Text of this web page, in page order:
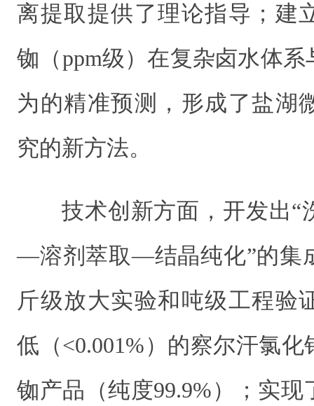
离提取提供了理论指导；建
铷（ppm级）在复杂卤水体
为的精准预测，形成了盐湖
究的新方法。
技术创新方面，开发出
—溶剂萃取—结晶纯化”的集
斤级放大实验和吨级工程验
低（<0.001%）的察尔汗氯
铷产品（纯度99.9%）；实